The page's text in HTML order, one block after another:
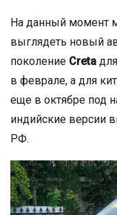
На данный момент
выглядеть новый
поколение Creta
в феврале, а для
еще в октябре под
индийские версии
РФ.